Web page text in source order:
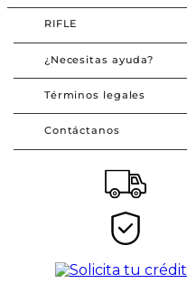
RIFLE
¿Necesitas ayuda?
Términos legales
Contáctanos